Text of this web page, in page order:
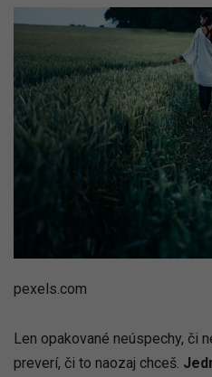
pexels.com
Len opakované neúspechy, či
preverí, či to naozaj chceš.